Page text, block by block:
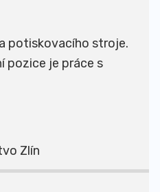
potiskovacího stroje.
pozice je práce s
Zlín